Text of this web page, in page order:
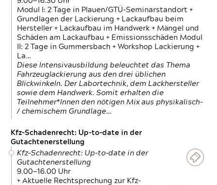
Modul I: 2 Tage in Plauen/GTÜ-Seminarstandort +
Grundlagen der Lackierung + Lackaufbau beim
Hersteller + Lackaufbau im Handwerk + Mängel und
Schäden am Lackaufbau + Emissionsschäden Modul
II: 2 Tage in Gummersbach + Workshop Lackierung +
La…
Diese Intensivausbildung beleuchtet das Thema
Fahrzeuglackierung aus den drei üblichen
Blickwinkeln. Der Labortechnik, dem Lackhersteller
sowie dem Handwerk. Somit erhalten die
Teilnehmer*Innen den nötigen Mix aus physikalisch-
/ chemischem Grundlage…
Kfz-Schadenrecht: Up-to-date in der
Gutachtenerstellung
Kfz-Schadenrecht: Up-to-date in der
Gutachtenerstellung
9.00—16.00 Uhr
+ Aktuelle Rechtsprechung zur Kfz-